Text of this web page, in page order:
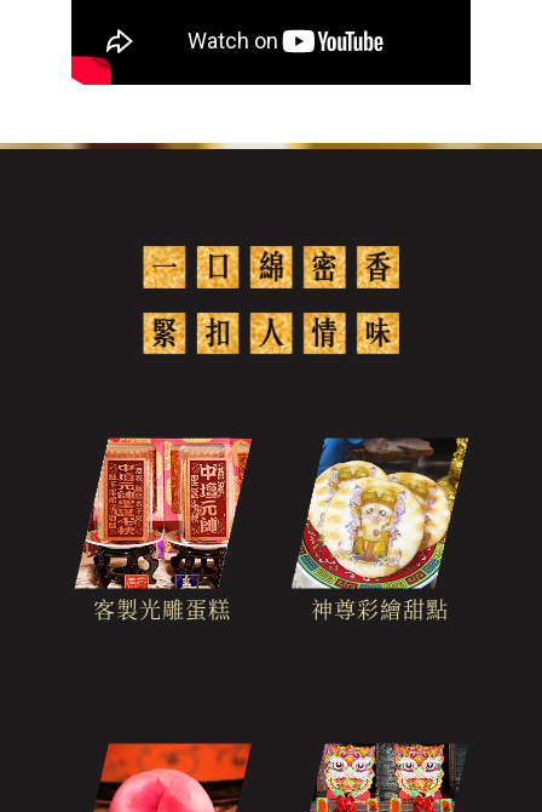
客製光雕蛋糕 神尊彩繪甜點